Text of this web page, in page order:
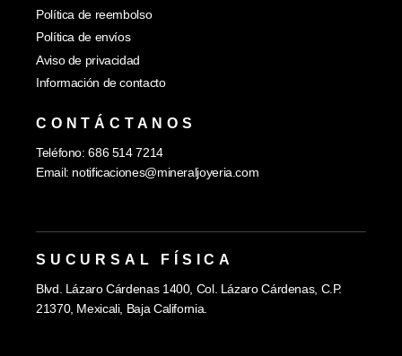
Política de reembolso
Política de envíos
Aviso de privacidad
Información de contacto
CONTÁCTANOS
Teléfono: 686 514 7214
Email: notificaciones@mineraljoyeria.com
SUCURSAL FÍSICA
Blvd. Lázaro Cárdenas 1400, Col. Lázaro Cárdenas, C.P.
21370, Mexicali, Baja California.